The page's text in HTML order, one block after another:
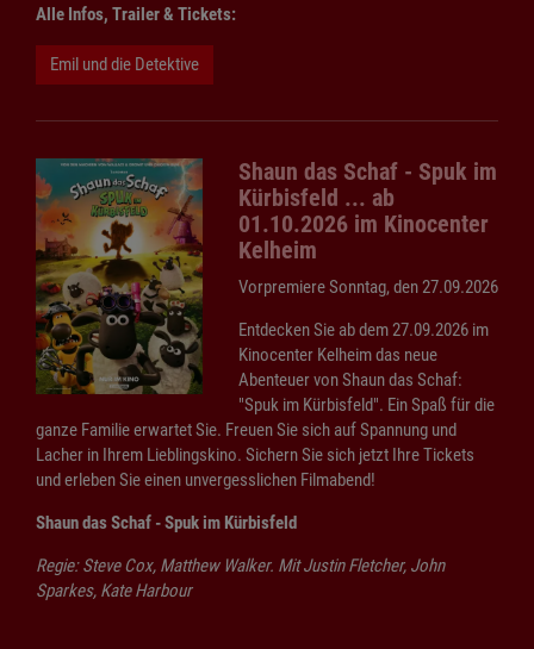
Alle Infos, Trailer & Tickets:
Emil und die Detektive
Shaun das Schaf - Spuk im
Kürbisfeld ... ab
01.10.2026 im Kinocenter
Kelheim
Vorpremiere Sonntag, den 27.09.2026
Entdecken Sie ab dem27.09.2026 im
Kinocenter Kelheim das neue
Abenteuer von Shaun das Schaf:
"Spuk im Kürbisfeld". Ein Spaß für die
ganze Familie erwartet Sie. Freuen Sie sich auf Spannung und
Lacher in Ihrem Lieblingskino. Sichern Sie sich jetzt Ihre Tickets
und erleben Sie einen unvergesslichen Filmabend!
Shaun das Schaf - Spuk im Kürbisfeld
Regie: Steve Cox, Matthew Walker. Mit Justin Fletcher, John
Sparkes, Kate Harbour